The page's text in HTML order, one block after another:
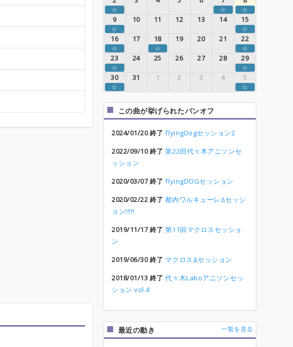
☆ ☆ ☆
9 10 11 12 13 14 15
☆ ☆
16 17 18 19 20 21 22
☆ ☆ ☆
23 24 25 26 27 28 29
☆ ☆
30 31 1 2 3 4 5
☆ ☆
この曲が挙げられたバンオフ
2024/01/20 終了 flyingDogセッション2
2022/09/10 終了 第22回代々木アニソンセ
ッション
2020/03/07 終了 flyingDOGセッション
2020/02/22 終了 都内ワルキューレΔセッシ
ョン!!!!!
2019/11/17 終了 第11回マクロスセッショ
ン
2019/06/30 終了 マクロスΔセッション
2018/01/13 終了 代々木Laboアニソンセッ
ション vol.4
最近の動き 一覧を見る